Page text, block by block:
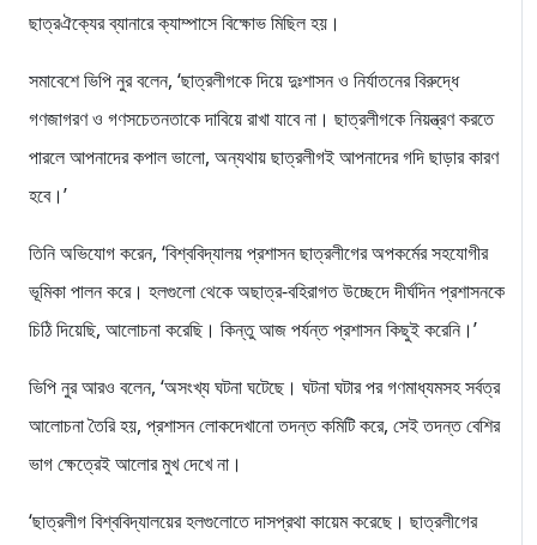
ছাত্রঐক্যের ব্যানারে ক্যাম্পাসে বিক্ষোভ মিছিল হয়।
সমাবেশে ভিপি নুর বলেন, ‘ছাত্রলীগকে দিয়ে দুঃশাসন ও নির্যাতনের বিরুদ্ধে
গণজাগরণ ও গণসচেতনতাকে দাবিয়ে রাখা যাবে না। ছাত্রলীগকে নিয়ন্ত্রণ করতে
পারলে আপনাদের কপাল ভালো, অন্যথায় ছাত্রলীগই আপনাদের গদি ছাড়ার কারণ
হবে।’
তিনি অভিযোগ করেন, ‘বিশ্ববিদ্যালয় প্রশাসন ছাত্রলীগের অপকর্মের সহযোগীর
ভূমিকা পালন করে। হলগুলো থেকে অছাত্র-বহিরাগত উচ্ছেদে দীর্ঘদিন প্রশাসনকে
চিঠি দিয়েছি, আলোচনা করেছি। কিন্তু আজ পর্যন্ত প্রশাসন কিছুই করেনি।’
ভিপি নুর আরও বলেন, ‘অসংখ্য ঘটনা ঘটেছে। ঘটনা ঘটার পর গণমাধ্যমসহ সর্বত্র
আলোচনা তৈরি হয়, প্রশাসন লোকদেখানো তদন্ত কমিটি করে, সেই তদন্ত বেশির
ভাগ ক্ষেত্রেই আলোর মুখ দেখে না।
‘ছাত্রলীগ বিশ্ববিদ্যালয়ের হলগুলোতে দাসপ্রথা কায়েম করেছে। ছাত্রলীগের